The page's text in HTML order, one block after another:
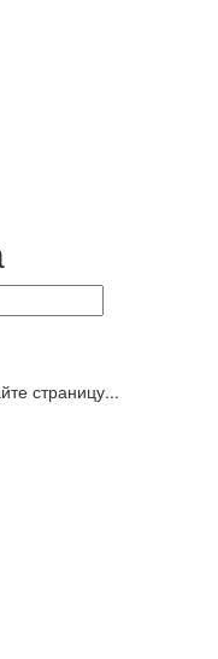
страницу...